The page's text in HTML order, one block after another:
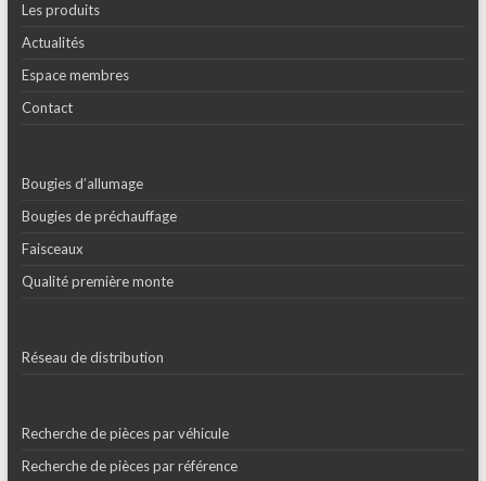
Les produits
Actualités
Espace membres
Contact
Bougies d’allumage
Bougies de préchauffage
Faisceaux
Qualité première monte
Réseau de distribution
Recherche de pièces par véhicule
Recherche de pièces par référence